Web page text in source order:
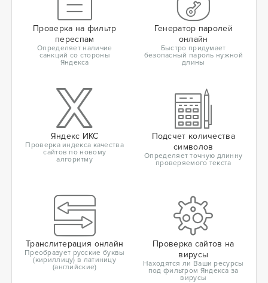
Проверка на фильтр
переспам
Определяет наличие
санкций со стороны
Яндекса
Генератор паролей
онлайн
Быстро придумает
безопасный пароль нужной
длины
Яндекс ИКС
Проверка индекса качества
сайтов по новому
алгоритму
Подсчет количества
символов
Определяет точную длинну
проверяемого текста
Транслитерация онлайн
Преобразует русские буквы
(кириллицу) в латиницу
(английские)
Проверка сайтов на
вирусы
Находятся ли Ваши ресурсы
под фильтром Яндекса за
вирусы